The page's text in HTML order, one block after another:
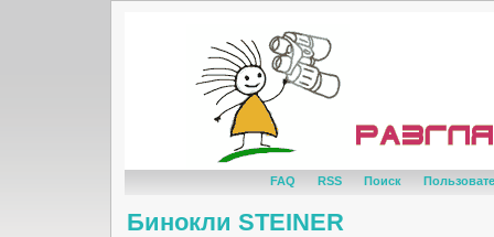
FAQ RSS Поиск
Бинокли STEINER